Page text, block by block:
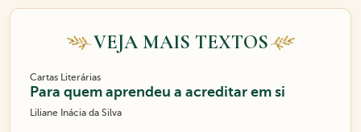
VEJA MAIS TEXTOS
Cartas Literárias
Para quem aprendeu a acreditar em si
Liliane Inácia da Silva